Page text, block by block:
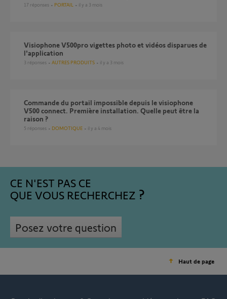
17 réponses PORTAIL il y a 3 mois
Visiophone V500pro vigettes photo et vidéos disparues de
l'application
3 réponses AUTRES PRODUITS il y a 3 mois
Commande du portail impossible depuis le visiophone
V500 connect. Première installation. Quelle peut être la
raison ?
5 réponses DOMOTIQUE il y a 4 mois
CE N'EST PAS CE
QUE VOUS RECHERCHEZ
Posez votre question
Haut de page